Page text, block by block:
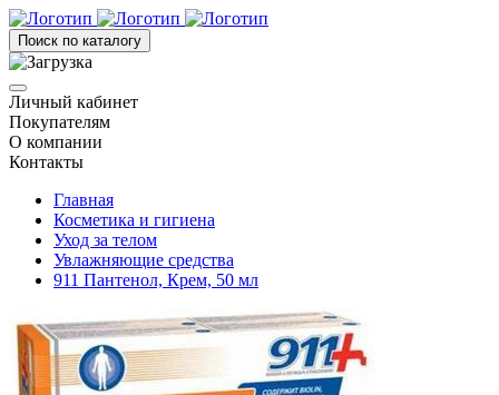
Поиск по каталогу
Личный кабинет
Покупателям
О компании
Контакты
Главная
Косметика и гигиена
Уход за телом
Увлажняющие средства
911 Пантенол, Крем, 50 мл